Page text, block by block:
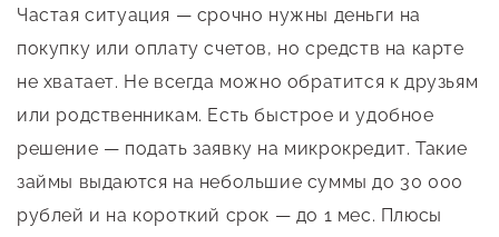
Частая ситуация — срочно нужны деньги на
покупку или оплату счетов, но средств на карте
не хватает. Не всегда можно обратится к друзьям
или родственникам. Есть быстрое и удобное
решение — подать заявку на микрокредит. Такие
займы выдаются на небольшие суммы до 30 000
рублей и на короткий срок — до 1 мес. Плюсы